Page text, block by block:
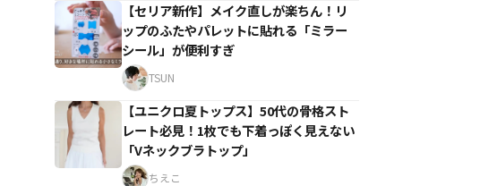
【セリア新作】メイク直しが楽ちん！リ
ップのふたやパレットに貼れる「ミラー
シール」が便利すぎ
TSUN
【ユニクロ夏トップス】50代の骨格スト
レート必見！1枚でも下着っぽく見えない
「Vネックブラトップ」
ちえこ